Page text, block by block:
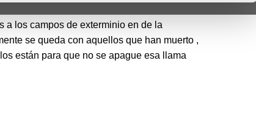
los campos de exterminio en de la
se queda con aquellos que han muerto ,
están para que no se apague esa llama